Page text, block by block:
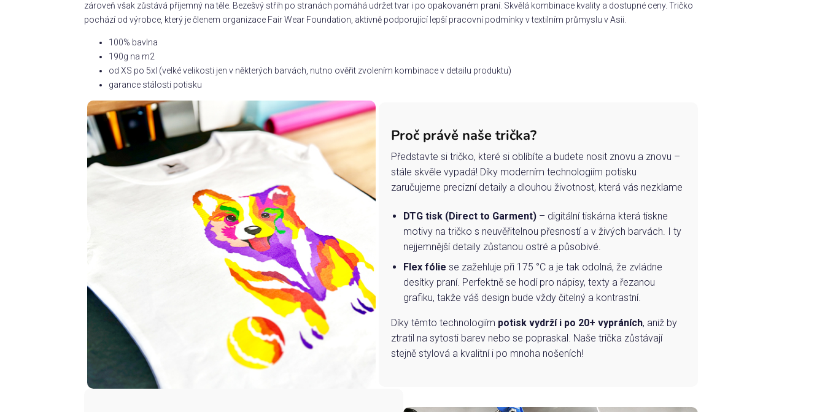
zároveň však zůstává příjemný na těle. Bezešvý střih po stranách pomáhá udržet tvar i po opakovaném praní. Skvělá kombinace kvality a dostupné ceny. Tričko
pochází od výrobce, který je členem organizace Fair Wear Foundation, aktivně podporující lepší pracovní podmínky v textilním průmyslu v Asii.
100% bavlna
190g na m2
od XS po 5xl (velké velikosti jen v některých barvách, nutno ověřit zvolením kombinace v detailu produktu)
garance stálosti potisku
Proč právě naše trička?
Představte si tričko, které si oblíbíte a budete nosit znovu a znovu –
stále skvěle vypadá! Díky moderním technologiím potisku
zaručujeme precizní detaily a dlouhou životnost, která vás nezklame
DTG tisk (Direct to Garment)– digitální tiskárna která tiskne
motivy na tričko s neuvěřitelnou přesností a v živých barvách. I ty
nejjemnější detaily zůstanou ostré a působivé.
Flex fólie se zažehluje při 175 °C a je tak odolná, že zvládne
desítky praní. Perfektně se hodí pro nápisy, texty a řezanou
grafiku, takže váš design bude vždy čitelný a kontrastní.
Díky těmto technologiím potisk vydrží i po 20+ vypráních, aniž by
ztratil na sytosti barev nebo se popraskal. Naše trička zůstávají
stejně stylová a kvalitní i po mnoha nošeních!